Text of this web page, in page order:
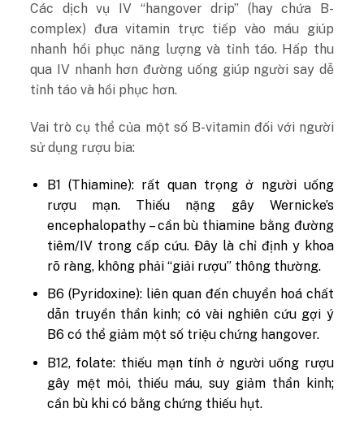
Các dịch vụ IV “hangover drip” (hay chứa B-
complex) đưa vitamin trực tiếp vào máu giúp
nhanh hồi phục năng lượng và tỉnh táo. Hấp thu
qua IV nhanh hơn đường uống giúp người say dễ
tỉnh táo và hồi phục hơn.
Vai trò cụ thể của một số B-vitamin đối với người
sử dụng rượu bia:
B1 (Thiamine): rất quan trọng ở người uống
rượu mạn. Thiếu nặng gây Wernicke’s
encephalopathy – cần bù thiamine bằng đường
tiêm/IV trong cấp cứu. Đây là chỉ định y khoa
rõ ràng, không phải “giải rượu” thông thường.
B6 (Pyridoxine): liên quan đến chuyển hoá chất
dẫn truyền thần kinh; có vài nghiên cứu gợi ý
B6 có thể giảm một số triệu chứng hangover.
B12, folate: thiếu mạn tính ở người uống rượu
gây mệt mỏi, thiếu máu, suy giảm thần kinh;
cần bù khi có bằng chứng thiếu hụt.